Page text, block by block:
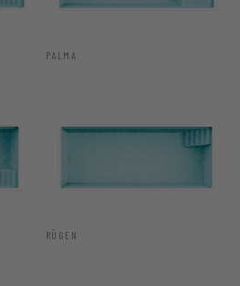
PALMA
RÜGEN